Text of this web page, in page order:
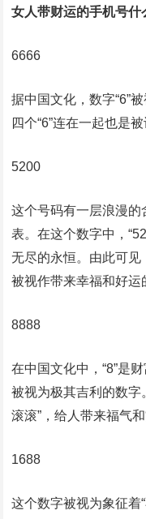
女人带财运的手机号什
6666
据中国文化，数字“6”
四个“6”连在一起也是
5200
这个号码有一层浪漫的
表。在这个数字中，
无尽的永恒。由此可
被视作带来幸福和好运
8888
在中国文化中，“8”是
被视为极其吉利的数字
滚滚”，给人带来福气
1688
这个数字被视为象征着